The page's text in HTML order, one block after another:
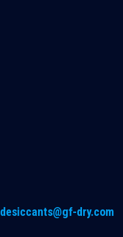
desiccants@gf-dry.com